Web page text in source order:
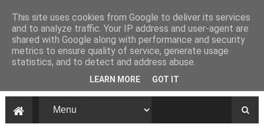
This site uses cookies from Google to deliver its services
and to analyze traffic. Your IP address and user-agent are
shared with Google along with performance and security
metrics to ensure quality of service, generate usage
statistics, and to detect and address abuse.
LEARN MORE GOT IT